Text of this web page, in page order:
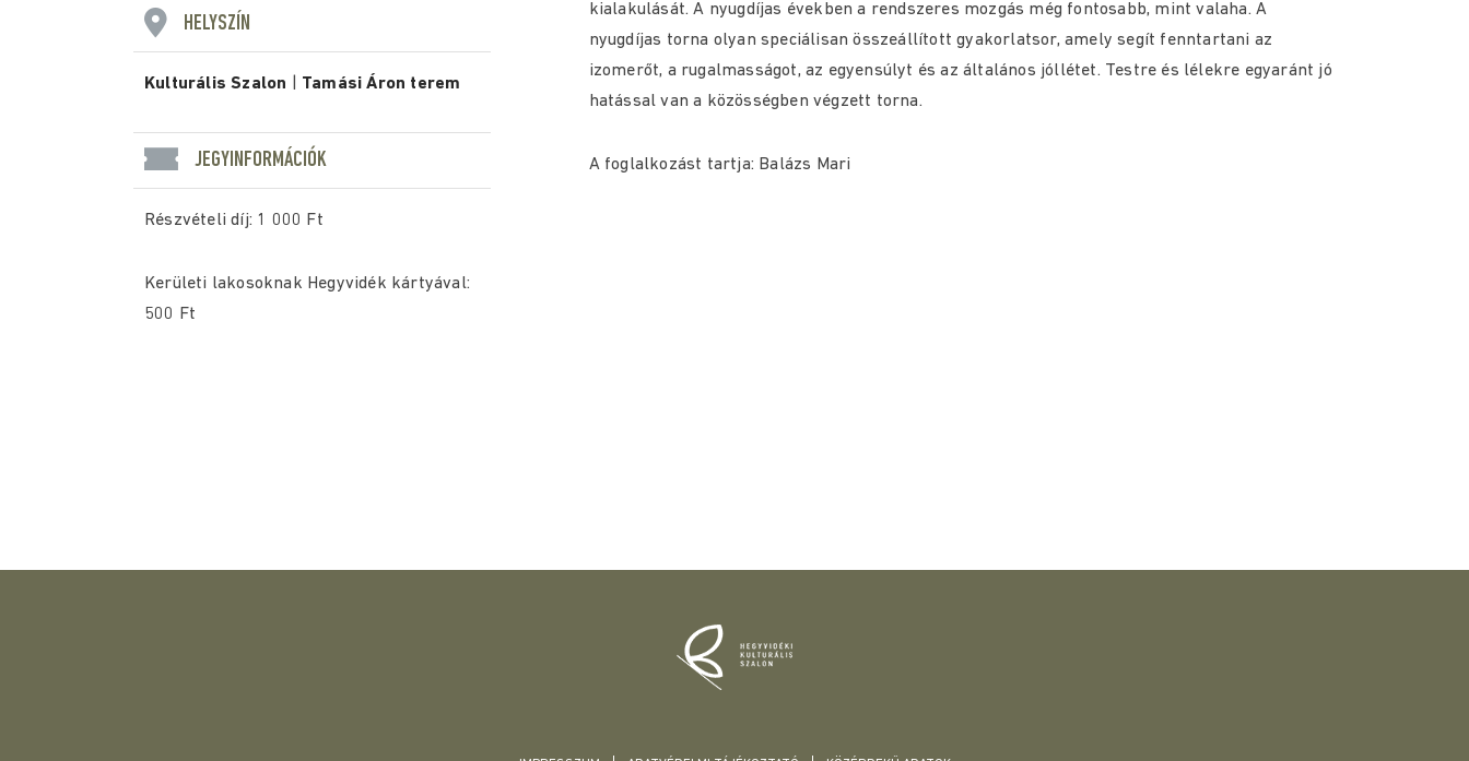
HELYSZÍN
Kulturális Szalon Tamási Áron terem
JEGYINFORMÁCIÓK
Részvételi díj: 1 000 Ft
Kerületi lakosoknak Hegyvidék kártyával:
500 Ft
kialakulását. A nyugdíjas években a rendszeres mozgás még fontosabb, mint valaha. A
nyugdíjas torna olyan speciálisan összeállított gyakorlatsor, amely segít fenntartani az
izomerőt, a rugalmasságot, az egyensúlyt és az általános jóllétet. Testre és lélekre egyaránt jó
hatással van a közösségben végzett torna.
A foglalkozást tartja: Balázs Mari